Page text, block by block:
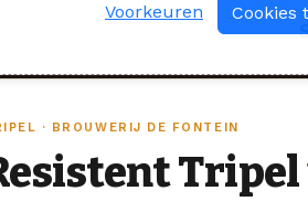
· BROUWERIJ DE FONTEIN
Tripel
Voorkeuren Cookies